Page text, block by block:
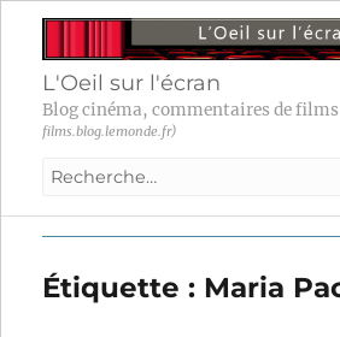
L'Oeil sur l'écran
Blog cinéma, commentaires de films
films.blog.lemonde.fr)
Recherche
:
Étiquette : Maria